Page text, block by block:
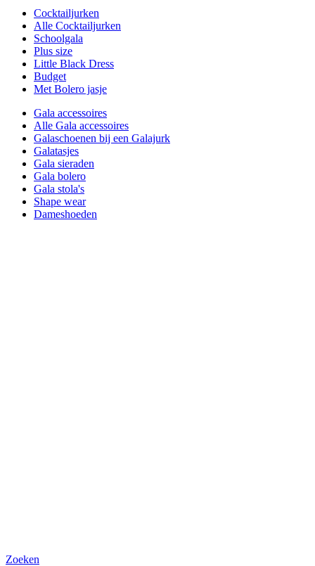
Cocktailjurken
Alle Cocktailjurken
Schoolgala
Plus size
Little Black Dress
Budget
Met Bolero jasje
Gala accessoires
Alle Gala accessoires
Galaschoenen bij een Galajurk
Galatasjes
Gala sieraden
Gala bolero
Gala stola's
Shape wear
Dameshoeden
Zoeken